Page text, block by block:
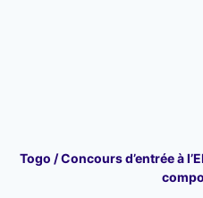
Togo / Concours d’entrée à